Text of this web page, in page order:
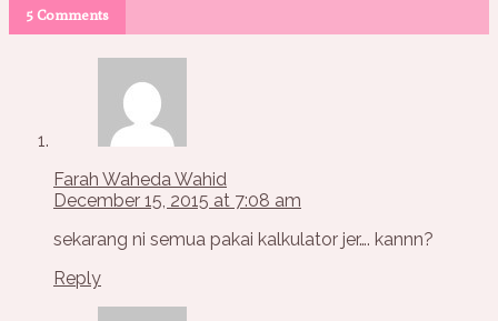
5 Comments
Farah Waheda Wahid
December 15, 2015 at 7:08 am
sekarang ni semua pakai kalkulator jer…. kannn?
Reply